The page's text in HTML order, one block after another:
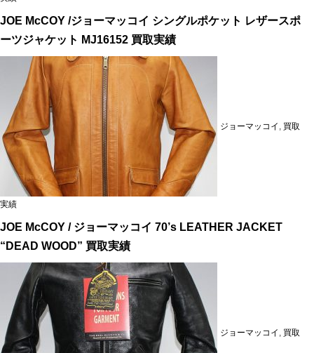
JOE McCOY /ジョーマッコイ シングルポケット レザースポ
ーツジャケット MJ16152 買取実績
ジョーマッコイ 買取
実績
JOE McCOY / ジョーマッコイ 70’s LEATHER JACKET
“DEAD WOOD” 買取実績
ジョーマッコイ 買取